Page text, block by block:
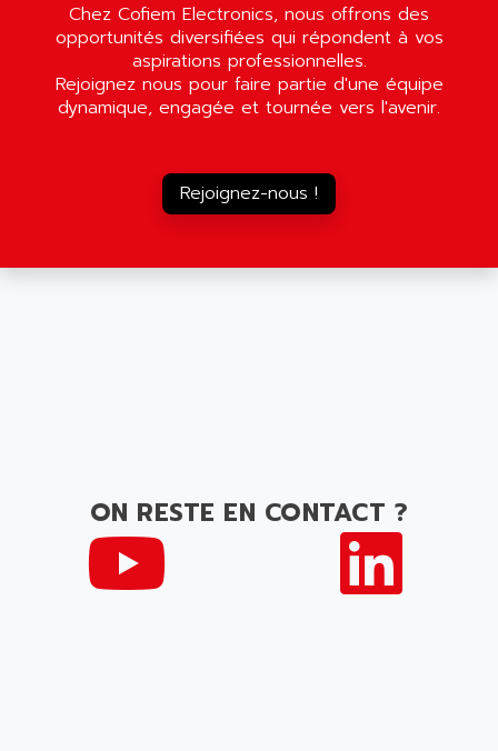
Chez Cofiem Electronics, nous offrons des
opportunités diversifiées qui répondent à vos
aspirations professionnelles.
Rejoignez nous pour faire partie d'une équipe
dynamique, engagée et tournée vers l'avenir.
Rejoignez-nous !
ON RESTE EN CONTACT ?